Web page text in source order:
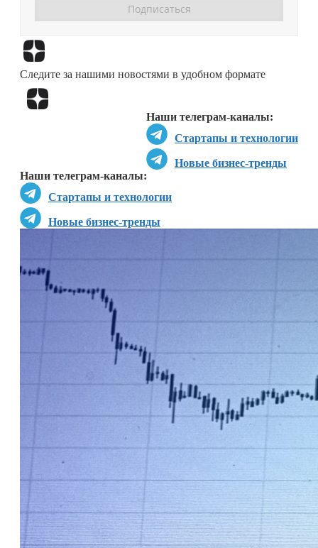
Следите за нашими новостями в удобном формате
Наши телеграм-каналы:
Стартапы и технологии
Новые бизнес-тренды
Наши телеграм-каналы:
Стартапы и технологии
Новые бизнес-тренды